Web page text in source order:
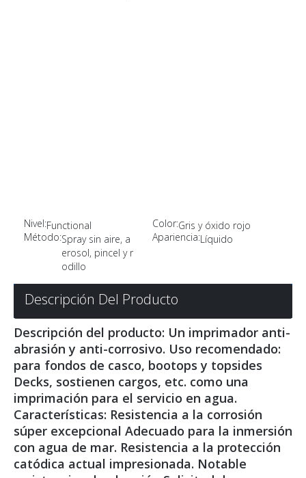
Nivel:Functional Color:Gris y óxido rojo
Método:Spray sin aire, a
erosol, pincel y r
odillo
Apariencia:Líquido
Descripción Del Producto
Descripción del producto: Un imprimador anti-
abrasión y anti-corrosivo. Uso recomendado:
para fondos de casco, bootops y topsides
Decks, sostienen cargos, etc. como una
imprimación para el servicio en agua.
Características: Resistencia a la corrosión
súper excepcional Adecuado para la inmersión
con agua de mar. Resistencia a la protección
catódica actual impresionada. Notable